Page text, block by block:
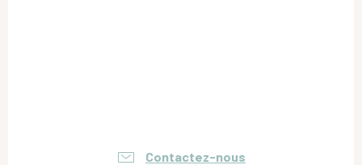
Contactez-nous